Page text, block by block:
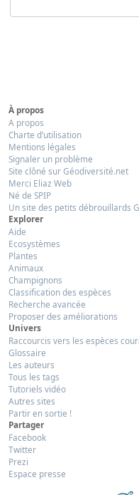
À propos
A propos
Charte d’utilisation
Mentions légales
Signaler un problème
Site clôné sur Géodiversité.net
Merci Eliaz Web
Né de SPIP
Un site des petits débrouillards
Explorer
Aide
Ecosystèmes
Plantes
Animaux
Champignons
Classification des espèces
Recherche avancée
Proposer des améliorations
Univers
Raccourcis vers les espèces
Glossaire
Les auteurs
Tous les tags
Tutoriels vidéo
Autres sites
Partir en sortie !
Partager
Facebook
Twitter
Prezi
Espace presse